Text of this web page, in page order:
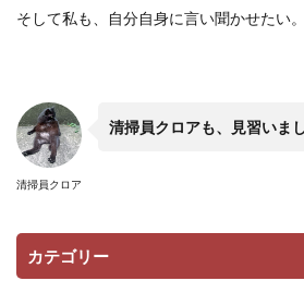
そして私も、自分自身に言い聞かせたい。
清掃員クロア
清掃員クロアも、見習いま
カテゴリー